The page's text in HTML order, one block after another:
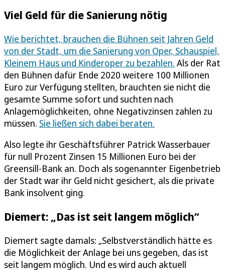
Viel Geld für die Sanierung nötig
Wie berichtet, brauchen die Bühnen seit Jahren Geld
von der Stadt, um die Sanierung von Oper, Schauspiel,
Kleinem Haus und Kinderoper zu bezahlen. Als der Rat
den Bühnen dafür Ende 2020 weitere 100 Millionen
Euro zur Verfügung stellten, brauchten sie nicht die
gesamte Summe sofort und suchten nach
Anlagemöglichkeiten, ohne Negativzinsen zahlen zu
müssen. Sie ließen sich dabei beraten.
Also legte ihr Geschäftsführer Patrick Wasserbauer
für null Prozent Zinsen 15 Millionen Euro bei der
Greensill-Bank an. Doch als sogenannter Eigenbetrieb
der Stadt war ihr Geld nicht gesichert, als die private
Bank insolvent ging.
Diemert: „Das ist seit langem möglich“
Diemert sagte damals: „Selbstverständlich hätte es
die Möglichkeit der Anlage bei uns gegeben, das ist
seit langem möglich. Und es wird auch aktuell